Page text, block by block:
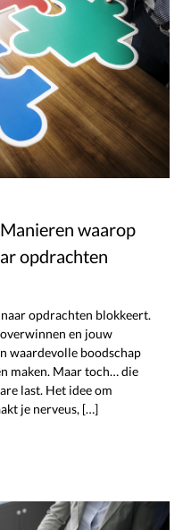
waarop
opdrachten
opdrachten blokkeert.
en jouw
waardevolle boodschap
maken. Maar toch… die
last. Het idee om
je nerveus, […]